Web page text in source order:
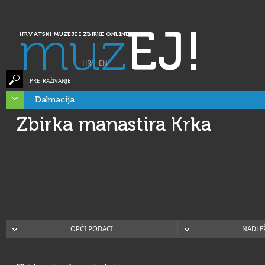
HRVATSKI MUZEJI I ZBIRKE ONLINE
muzEJ!
HR| EN
PRETRAŽIVANJE
Dalmacija
Zbirka manastira Krka
OPĆI PODACI